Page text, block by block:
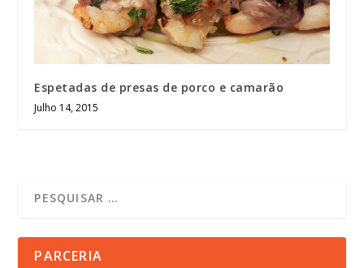
Espetadas de presas de porco e camarão
Julho 14, 2015
PARCERIA